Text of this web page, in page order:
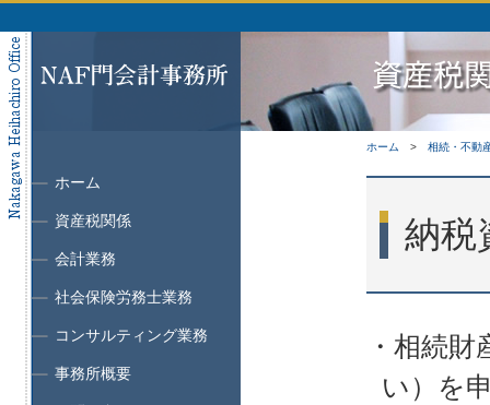
ホーム
資産税関係
会計業務
社会保険労務士業務
コンサルティング業務
事務所概要
ホーム 相続・不動
納税
・相続
い）を